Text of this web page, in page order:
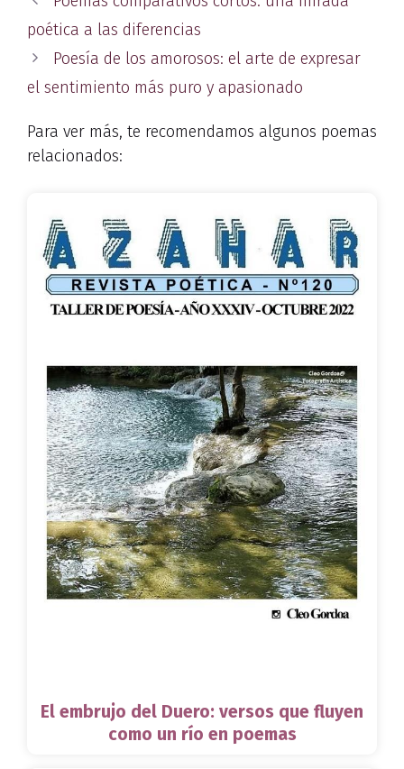
poética a las diferencias
Poesía de los amorosos: el arte de expresar
el sentimiento más puro y apasionado
Para ver más, te recomendamos algunos poemas
relacionados:
El embrujo del Duero: versos que fluyen
como un río en poemas